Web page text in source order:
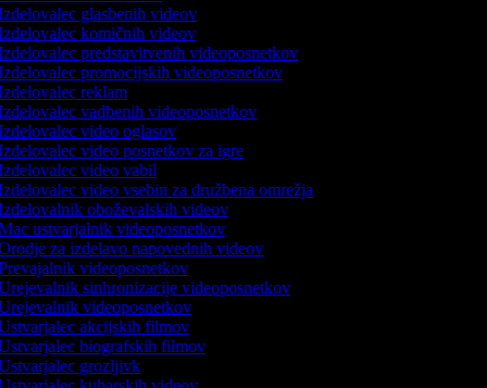
glasbenih videov
komičnih videov
predstavitvenih videoposnetkov
promocijskih videoposnetkov
reklam
vadbenih videoposnetkov
video oglasov
video posnetkov za igre
video vabil
video vsebin za družbena omrežja
oboževalskih videov
ustvarjalnik videoposnetkov
za izdelavo napovednih videov
videoposnetkov
sinhronizacije videoposnetkov
videoposnetkov
akcijskih filmov
biografskih filmov
grozljivk